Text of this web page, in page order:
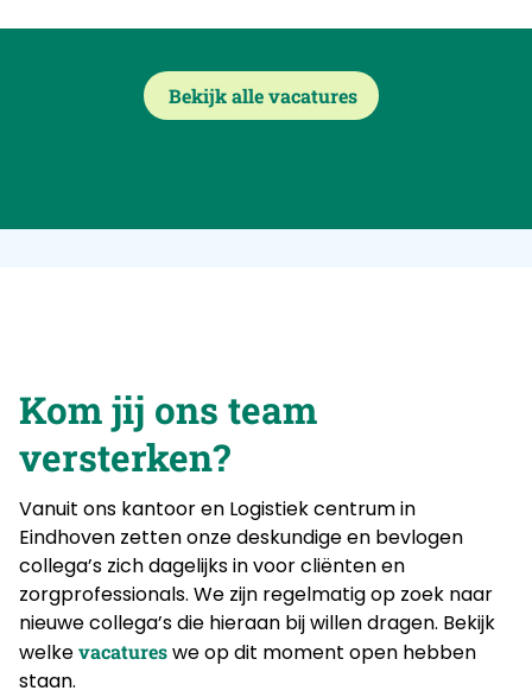
Bekijk alle vacatures
Kom jij ons team
versterken?
Vanuit ons kantoor en Logistiek centrum in
Eindhoven zetten onze deskundige en bevlogen
collega’s zich dagelijks in voor cliënten en
zorgprofessionals. We zijn regelmatig op zoek naar
nieuwe collega’s die hieraan bij willen dragen. Bekijk
welkevacatureswe op dit moment open hebben
staan.